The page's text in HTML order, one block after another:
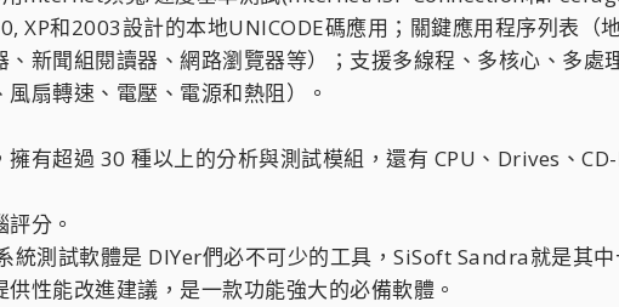
XP和2003設計的本地UNICODE碼應用；關鍵應用程序列表（
新聞組閱讀器、網路瀏覽器等）；支援多線程、多核心、多處
扇轉速、電壓、電源和熱阻）。
有超過 30 種以上的分析與測試模組，還有 CPU、Drives、
分。
統測試軟體是 DIYer們必不可少的工具，SiSoft Sandra就是其
性能改進建議，是一款功能強大的必備軟體。